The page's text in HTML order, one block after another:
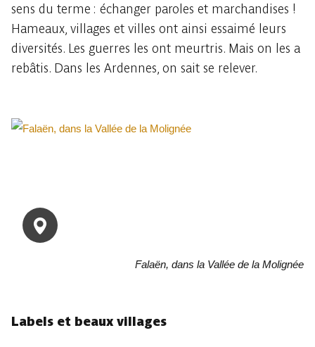
sens du terme : échanger paroles et marchandises !
Hameaux, villages et villes ont ainsi essaimé leurs
diversités. Les guerres les ont meurtris. Mais on les a
rebâtis. Dans les Ardennes, on sait se relever.
Falaën, dans la Vallée de la Molignée
Labels et beaux villages